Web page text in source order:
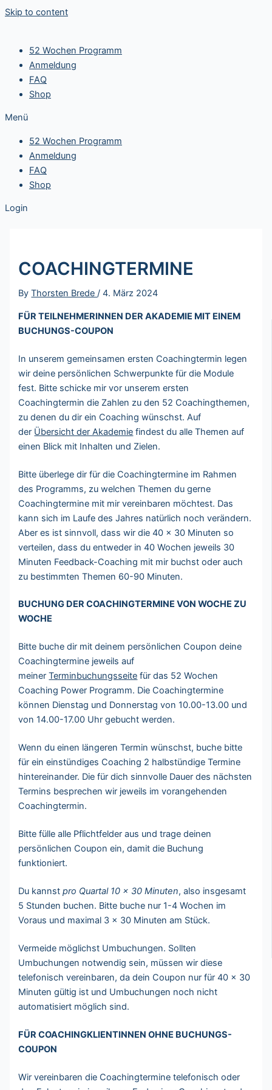
Skip to content
52 Wochen Programm
Anmeldung
FAQ
Shop
Menü
52 Wochen Programm
Anmeldung
FAQ
Shop
Login
COACHINGTERMINE
ByThorsten Brede/4. März 2024
FÜR TEILNEHMERINNEN DER AKADEMIE MIT EINEM
BUCHUNGS-COUPON
In unserem gemeinsamen ersten Coachingtermin legen
wir deine persönlichen Schwerpunkte für die Module
fest. Bitte schicke mir vor unserem ersten
Coachingtermin die Zahlen zu den 52 Coachingthemen,
zu denen du dir ein Coaching wünschst. Auf
der Übersicht der Akademie findest du alle Themen auf
einen Blick mit Inhalten und Zielen.
Bitte überlege dir für die Coachingtermine im Rahmen
des Programms, zu welchen Themen du gerne
Coachingtermine mit mir vereinbaren möchtest. Das
kann sich im Laufe des Jahres natürlich noch verändern.
Aber es ist sinnvoll, dass wir die 40 x 30 Minuten so
verteilen, dass du entweder in 40 Wochen jeweils 30
Minuten Feedback-Coaching mit mir buchst oder auch
zu bestimmten Themen 60-90 Minuten.
BUCHUNG DER COACHINGTERMINE VON WOCHE ZU
WOCHE
Bitte buche dir mit deinem persönlichen Coupon deine
Coachingtermine jeweils auf
meinerTerminbuchungsseite für das 52 Wochen
Coaching Power Programm. Die Coachingtermine
können Dienstag und Donnerstag von 10.00-13.00 und
von 14.00-17.00 Uhr gebucht werden.
Wenn du einen längeren Termin wünschst, buche bitte
für ein einstündiges Coaching 2 halbstündige Termine
hintereinander. Die für dich sinnvolle Dauer des nächsten
Termins besprechen wir jeweils im vorangehenden
Coachingtermin.
Bitte fülle alle Pflichtfelder aus und trage deinen
persönlichen Coupon ein, damit die Buchung
funktioniert.
Du kannstpro Quartal 10 x 30 Minuten, also insgesamt
5 Stunden buchen. Bitte buche nur 1-4 Wochen im
Voraus und maximal 3 x 30 Minuten am Stück.
Vermeide möglichst Umbuchungen. Sollten
Umbuchungen notwendig sein, müssen wir diese
telefonisch vereinbaren, da dein Coupon nur für 40 x 30
Minuten gültig ist und Umbuchungen noch nicht
automatisiert möglich sind.
FÜR COACHINGKLIENTINNEN OHNE BUCHUNGS-
COUPON
Wir vereinbaren die Coachingtermine telefonisch oder